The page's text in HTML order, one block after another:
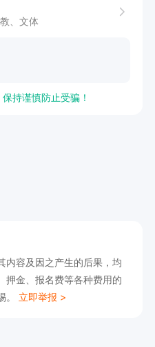
、文体
持谨慎防止受骗！
内容及因之产生的后果，均
押金、报名费等各种费用的
。 立即举报 >